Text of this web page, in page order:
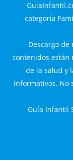
categoría
Descargo
contenidos están
de la salud y
informativos. No
Guía Infantil